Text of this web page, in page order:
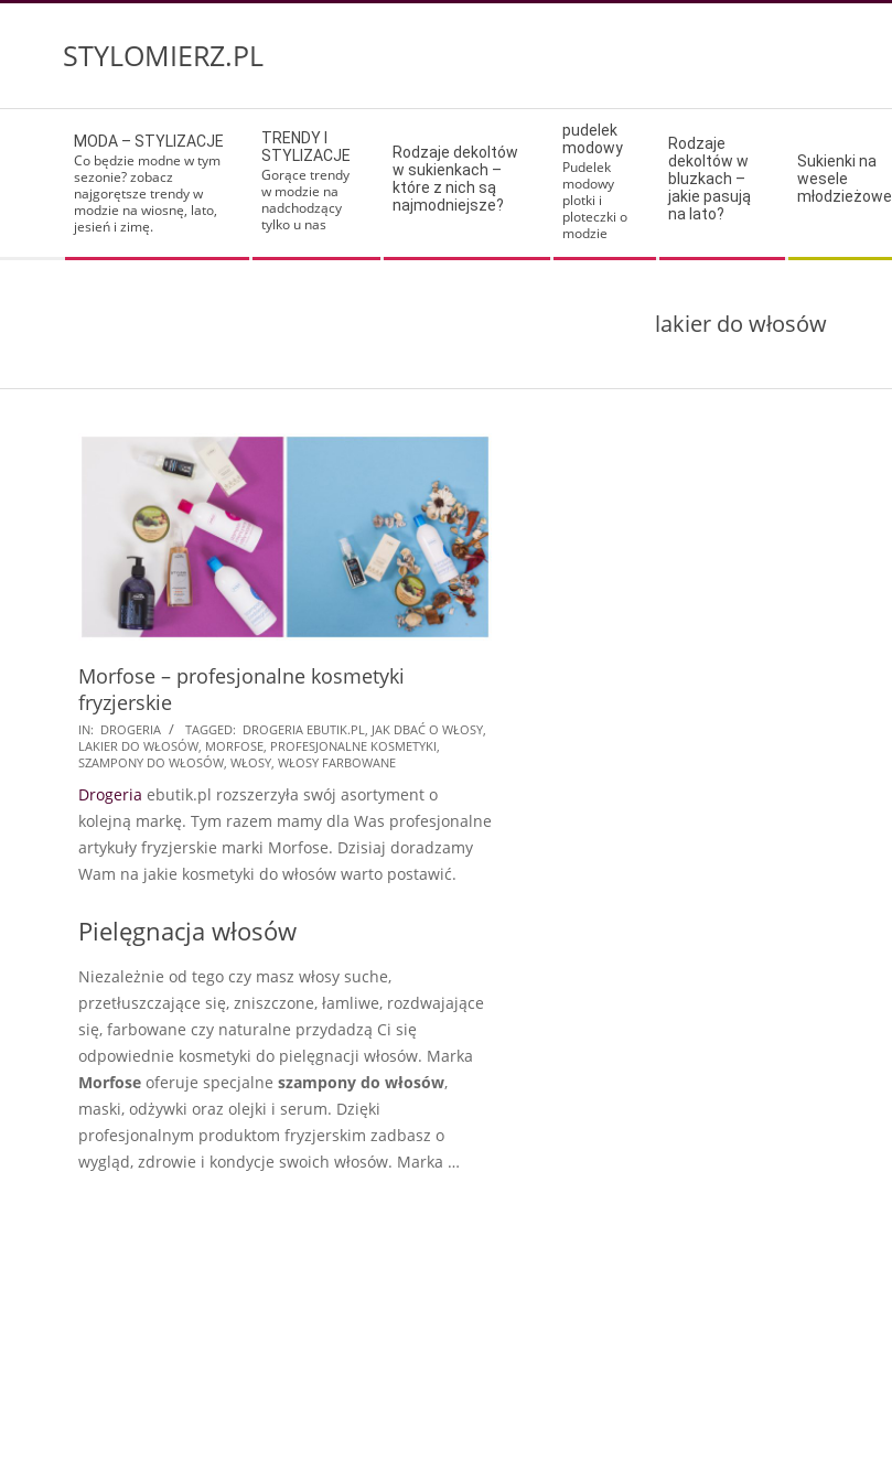
STYLOMIERZ.PL
Navigation
Menu
MODA – STYLIZACJE
Co będzie modne w tym
sezonie? zobacz
najgorętsze trendy w
modzie na wiosnę, lato,
jesień i zimę.
TRENDY I
STYLIZACJE
Gorące trendy
w modzie na
nadchodzący
tylko u nas
Rodzaje dekoltów
w sukienkach –
które z nich są
najmodniejsze?
pudelek
modowy
Pudelek
modowy
plotki i
ploteczki o
modzie
Rodzaje
dekoltów w
bluzkach –
jakie pasują
na lato?
Sukienki na
wesele
młodzieżowe
lakier do włosów
Morfose – profesjonalne kosmetyki
fryzjerskie
2025-
08-
IN: DROGERIA TAGGED: DROGERIA EBUTIK.PL JAK DBAĆ O WŁOSY
LAKIER DO WŁOSÓW MORFOSE PROFESJONALNE KOSMETYKI
SZAMPONY DO WŁOSÓW WŁOSY WŁOSY FARBOWANE
Drogeria ebutik.pl rozszerzyła swój asortyment o
kolejną markę. Tym razem mamy dla Was profesjonalne
artykuły fryzjerskie marki Morfose. Dzisiaj doradzamy
Wam na jakie kosmetyki do włosów warto postawić.
Pielęgnacja włosów
Niezależnie od tego czy masz włosy suche,
przetłuszczające się, zniszczone, łamliwe, rozdwajające
się, farbowane czy naturalne przydadzą Ci się
odpowiednie kosmetyki do pielęgnacji włosów. Marka
Morfose oferuje specjalne szampony do włosów,
maski, odżywki oraz olejki i serum. Dzięki
profesjonalnym produktom fryzjerskim zadbasz o
wygląd, zdrowie i kondycje swoich włosów. Marka …